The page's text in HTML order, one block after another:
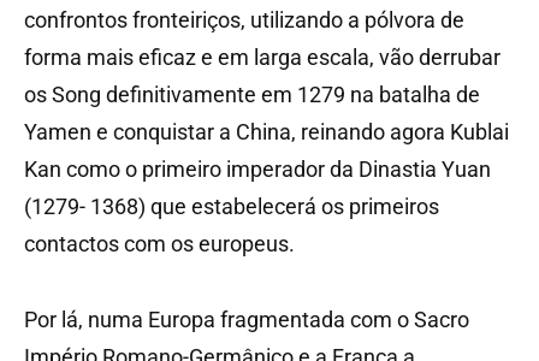
confrontos fronteiriços, utilizando a pólvora de
forma mais eficaz e em larga escala, vão derrubar
os Song definitivamente em 1279 na batalha de
Yamen e conquistar a China, reinando agora Kublai
Kan como o primeiro imperador da Dinastia Yuan
(1279- 1368) que estabelecerá os primeiros
contactos com os europeus.
Por lá, numa Europa fragmentada com oSacro